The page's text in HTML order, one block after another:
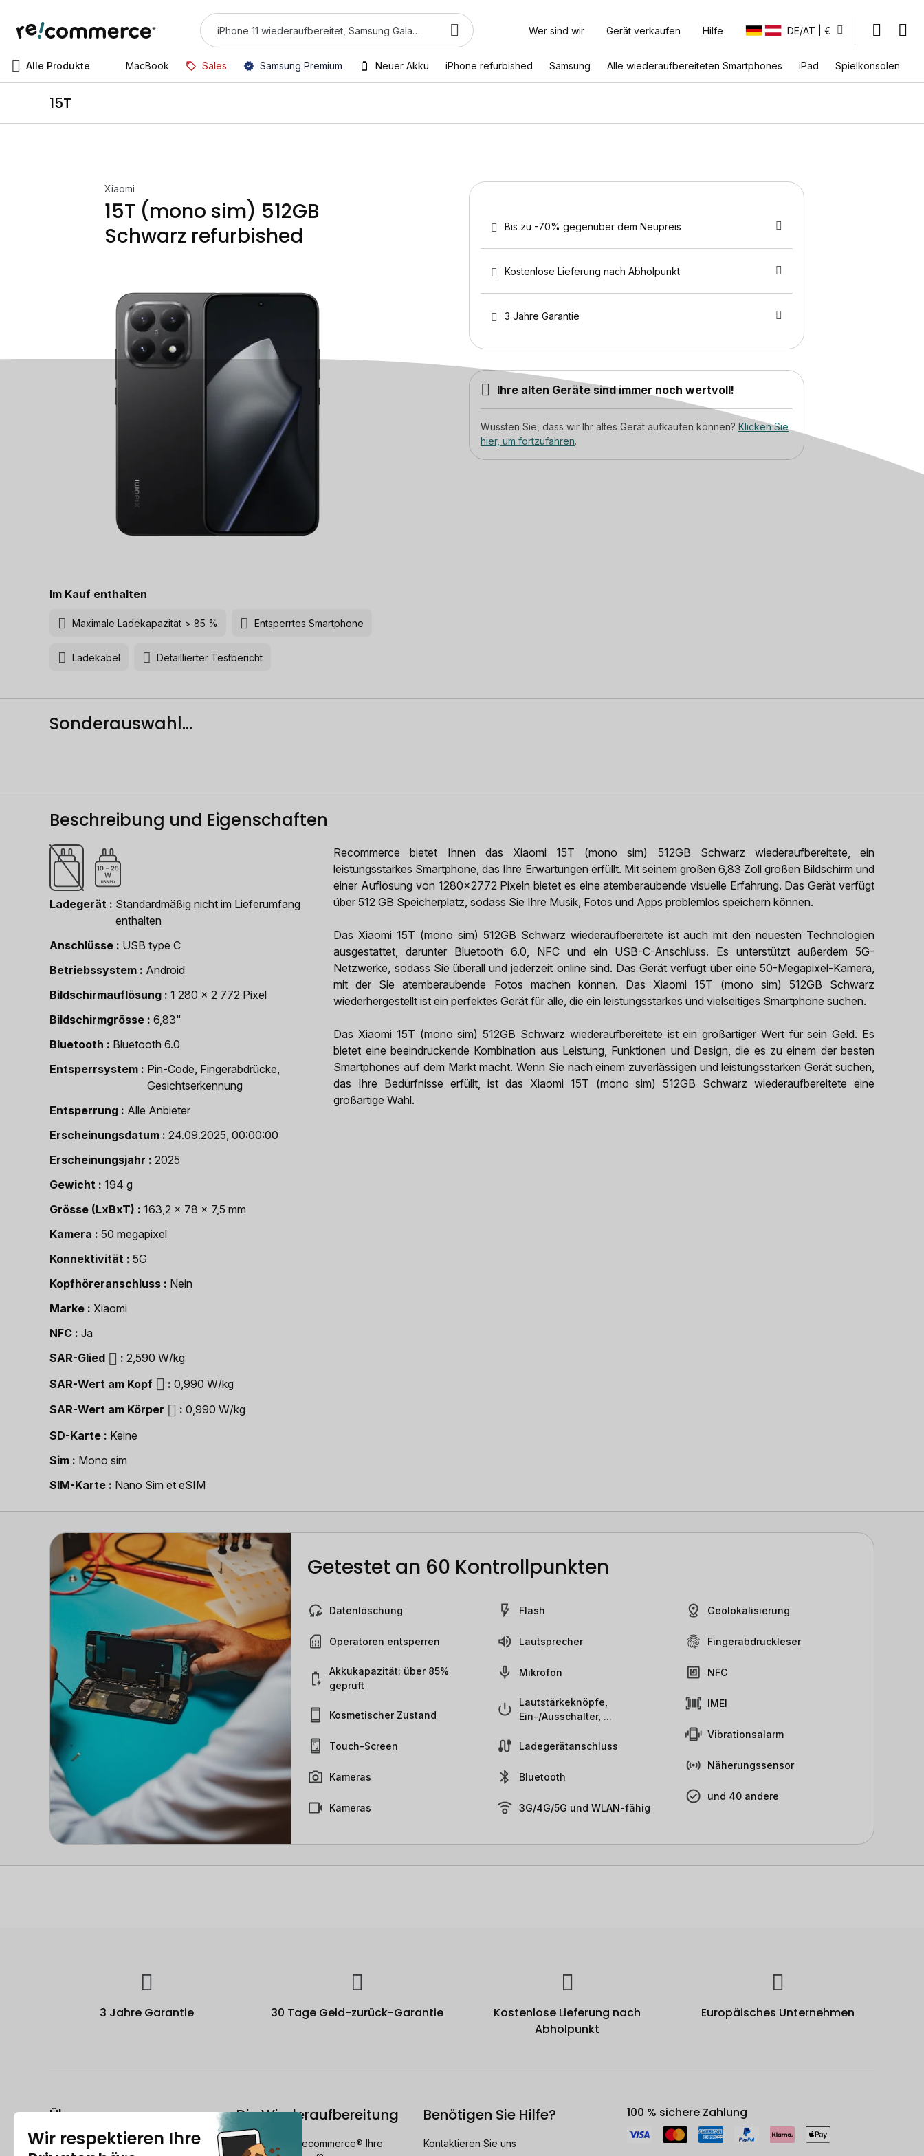
Wer sind wir Gerät verkaufen Hilfe DE/AT | €
Alle Produkte MacBook Sales Samsung Premium Neuer Akku iPhone refurbished Samsung Alle wiederaufbereiteten Smartphones iPad Spielkonsolen
15T
Xiaomi
15T (mono sim) 512GB
Schwarz refurbished
Im Kauf enthalten
Maximale Ladekapazität > 85 % Entsperrtes Smartphone
Ladekabel Detaillierter Testbericht
Bis zu -70% gegenüber dem Neupreis
Kostenlose Lieferung nach Abholpunkt
3 Jahre Garantie
Ihre alten Geräte sind immer noch wertvoll!
Wussten Sie, dass wir Ihr altes Gerät aufkaufen können? Klicken Sie
hier, um fortzufahren.
Sonderauswahl...
Beschreibung und Eigenschaften
Ladegerät
Standardmäßig nicht im Lieferumfang
enthalten
Anschlüsse
USB type C
Betriebssystem
Android
Bildschirmauflösung
1 280 x 2 772 Pixel
Bildschirmgrösse
6,83"
Bluetooth
Bluetooth 6.0
Entsperrsystem
Pin-Code, Fingerabdrücke,
Gesichtserkennung
Entsperrung
Alle Anbieter
Erscheinungsdatum
24.09.2025, 00:00:00
Erscheinungsjahr
2025
Gewicht
194 g
Grösse (LxBxT)
163,2 x 78 x 7,5 mm
Kamera
50 megapixel
Konnektivität
5G
Kopfhöreranschluss
Nein
Marke
Xiaomi
NFC
Ja
SAR-Glied
2,590 W/kg
SAR-Wert am Kopf
0,990 W/kg
SAR-Wert am Körper
0,990 W/kg
SD-Karte
Keine
Sim
Mono sim
SIM-Karte
Nano Sim et eSIM
Recommerce bietet Ihnen das Xiaomi 15T (mono sim) 512GB Schwarz wiederaufbereitete, ein
leistungsstarkes Smartphone, das Ihre Erwartungen erfüllt. Mit seinem großen 6,83 Zoll großen Bildschirm und
einer Auflösung von 1280x2772 Pixeln bietet es eine atemberaubende visuelle Erfahrung. Das Gerät verfügt
über 512 GB Speicherplatz, sodass Sie Ihre Musik, Fotos und Apps problemlos speichern können.
Das Xiaomi 15T (mono sim) 512GB Schwarz wiederaufbereitete ist auch mit den neuesten Technologien
ausgestattet, darunter Bluetooth 6.0, NFC und ein USB-C-Anschluss. Es unterstützt außerdem 5G-
Netzwerke, sodass Sie überall und jederzeit online sind. Das Gerät verfügt über eine 50-Megapixel-Kamera,
mit der Sie atemberaubende Fotos machen können. Das Xiaomi 15T (mono sim) 512GB Schwarz
wiederhergestellt ist ein perfektes Gerät für alle, die ein leistungsstarkes und vielseitiges Smartphone suchen.
Das Xiaomi 15T (mono sim) 512GB Schwarz wiederaufbereitete ist ein großartiger Wert für sein Geld. Es
bietet eine beeindruckende Kombination aus Leistung, Funktionen und Design, die es zu einem der besten
Smartphones auf dem Markt macht. Wenn Sie nach einem zuverlässigen und leistungsstarken Gerät suchen,
das Ihre Bedürfnisse erfüllt, ist das Xiaomi 15T (mono sim) 512GB Schwarz wiederaufbereitete eine
großartige Wahl.
Getestet an 60 Kontrollpunkten
Datenlöschung
Operatoren entsperren
Akkukapazität: über 85%
geprüft
Kosmetischer Zustand
Touch-Screen
Kameras
Kameras
Flash
Lautsprecher
Mikrofon
Lautstärkeknöpfe,
Ein-/Ausschalter, ...
Ladegerätanschluss
Bluetooth
3G/4G/5G und WLAN-fähig
Geolokalisierung
Fingerabdruckleser
NFC
IMEI
Vibrationsalarm
Näherungssensor
und 40 andere
3 Jahre Garantie 30 Tage Geld-zurück-Garantie
Kostenlose Lieferung nach
Abholpunkt
Europäisches Unternehmen
Über uns
Wer ist Recommerce®?
Die Wiederaufbereitung
Wie bereitet Recommerce® Ihre
Benötigen Sie Hilfe?
Kontaktieren Sie uns
100 % sichere Zahlung